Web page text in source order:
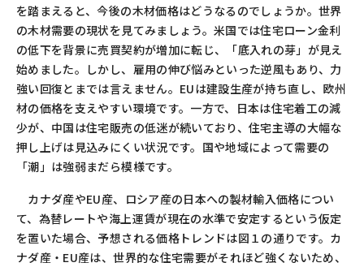
を踏まえると、今後の木材価格はどうなるのでしょうか。世界
の木材需要の現状を見てみましょう。米国では住宅ローン金利
の低下を背景に売買契約が増加に転じ、「底入れの芽」が見え
始めました。しかし、雇用の伸び悩みといった逆風もあり、力
強い回復とまでは言えません。EUは建設生産が持ち直し、欧州
材の価格を支えやすい環境です。一方で、日本は住宅着工の減
少が、中国は住宅販売の低迷が続いており、住宅主導の大幅な
押し上げは見込みにくい状況です。国や地域によって需要の
「潮」は強弱まだら模様です。
カナダ産やEU産、ロシア産の日本への製材輸入価格につい
て、為替レートや海上運賃が現在の水準で安定するという仮定
を置いた場合、予想される価格トレンドは図１の通りです。カ
ナダ産・EU産は、世界的な住宅需要がそれほど強くないため、